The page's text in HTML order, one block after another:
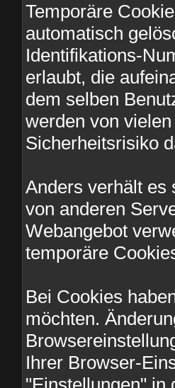
Temporäre
automatisch
Identifikations-
erlaubt, die
dem selben
werden von
Sicherheitsrisiko
Anders verhält es
von anderen
Webangebot
temporäre
Bei Cookies
möchten.
Ihrer Browser-